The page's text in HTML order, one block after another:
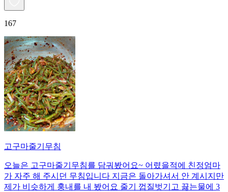
167
고구마줄기무침
오늘은 고구마줄기무침를 담궈봤어요~ 어렸을적에 친정엄마
가 자주 해 주시던 무침입니다 지금은 돌아가셔서 안 계시지만
제가 비슷하게 훙내를 내 봤어요 줄기 껍질벗기고 끓는물에 3